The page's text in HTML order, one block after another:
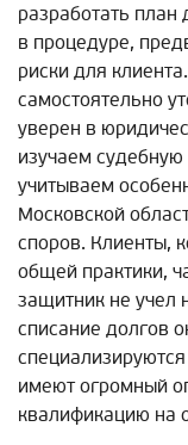
разработать план
в процедуре,
риски для
самостоятельно
уверен в
изучаем
учитываем
Московской
споров. Клиенты,
общей практики,
защитник не учел
списание долгов
имеют огромный
квалификацию на